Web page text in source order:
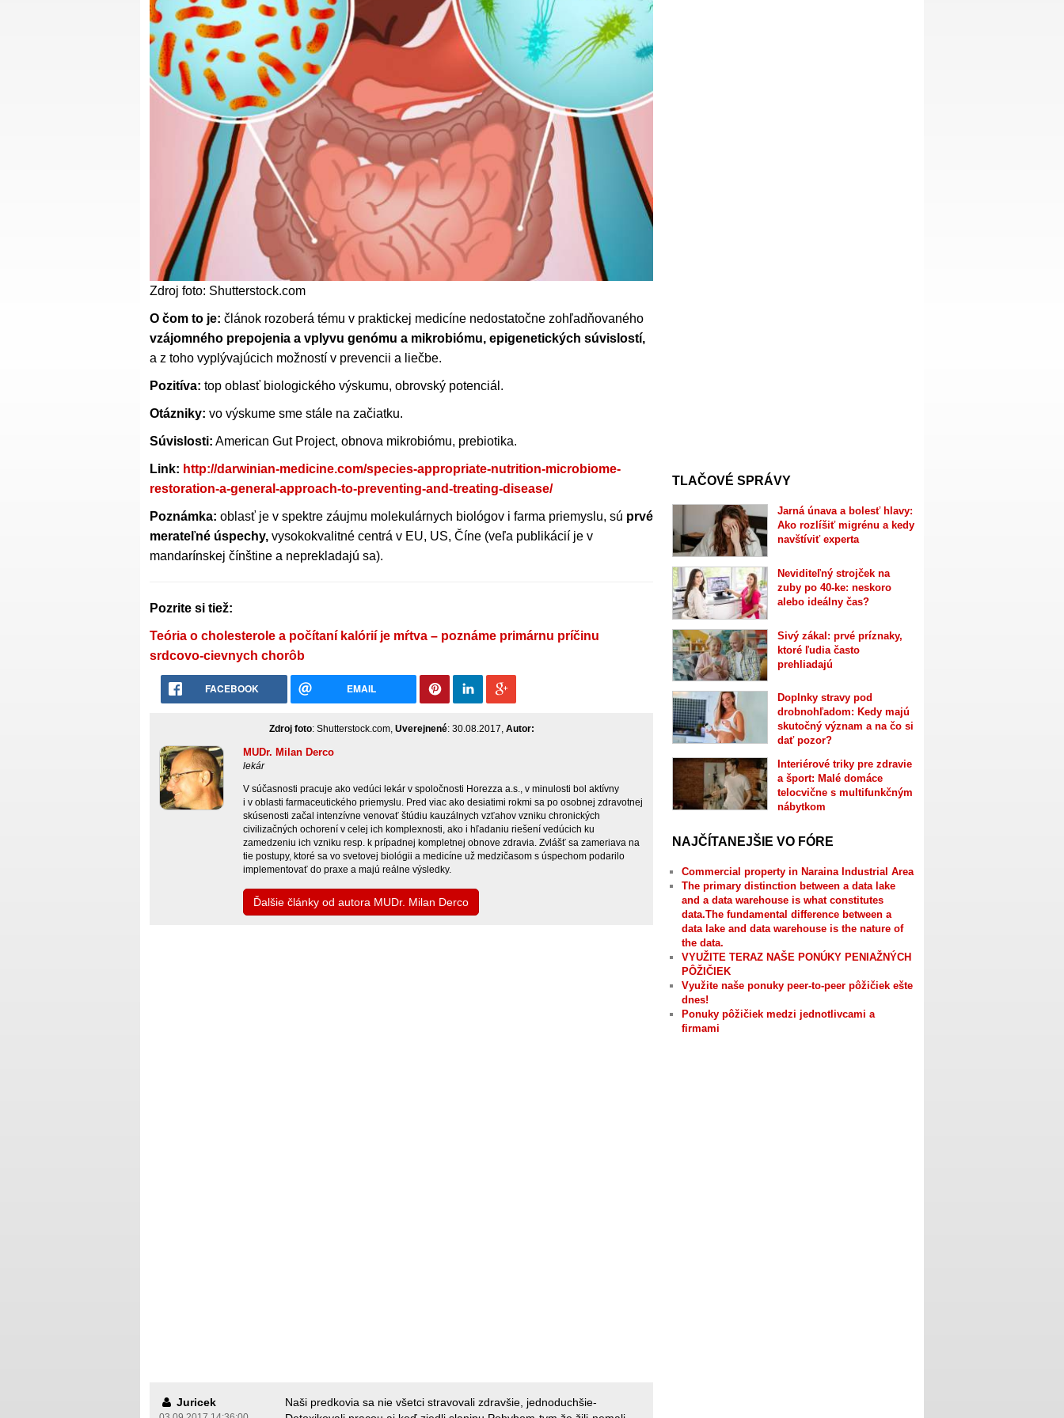
Zdroj foto: Shutterstock.com
O čom to je: článok rozoberá tému v praktickej medicíne nedostatočne zohľadňovaného
vzájomného prepojenia a vplyvu genómu a mikrobiómu, epigenetických súvislostí,
a z toho vyplývajúcich možností v prevencii a liečbe.
Pozitíva: top oblasť biologického výskumu, obrovský potenciál.
Otázniky: vo výskume sme stále na začiatku.
Súvislosti: American Gut Project, obnova mikrobiómu, prebiotika.
Link: http://darwinian-medicine.com/species-appropriate-nutrition-microbiome-
restoration-a-general-approach-to-preventing-and-treating-disease/
Poznámka: oblasť je v spektre záujmu molekulárnych biológov i farma priemyslu, sú prvé
merateľné úspechy, vysokokvalitné centrá v EU, US, Číne (veľa publikácií je v
mandarínskej čínštine a neprekladajú sa).
Pozrite si tiež:
Teória o cholesterole a počítaní kalórií je mŕtva – poznáme primárnu príčinu
srdcovo-cievnych chorôb
FACEBOOK EMAIL
Zdroj foto: Shutterstock.com, Uverejnené: 30.08.2017, Autor:
MUDr. Milan Derco
lekár
V súčasnosti pracuje ako vedúci lekár v spoločnosti Horezza a.s., v minulosti bol aktívny
i v oblasti farmaceutického priemyslu. Pred viac ako desiatimi rokmi sa po osobnej zdravotnej
skúsenosti začal intenzívne venovať štúdiu kauzálnych vzťahov vzniku chronických
civilizačných ochorení v celej ich komplexnosti, ako i hľadaniu riešení vedúcich ku
zamedzeniu ich vzniku resp. k prípadnej kompletnej obnove zdravia. Zvlášť sa zameriava na
tie postupy, ktoré sa vo svetovej biológii a medicíne už medzičasom s úspechom podarilo
implementovať do praxe a majú reálne výsledky.
Ďalšie články od autora MUDr. Milan Derco
Juricek
Naši predkovia sa nie všetci stravovali zdravšie, jednoduchšie-
TLAČOVÉ SPRÁVY
Jarná únava a bolesť hlavy:
Ako rozlíšiť migrénu a kedy
navštíviť experta
Neviditeľný strojček na
zuby po 40-ke: neskoro
alebo ideálny čas?
Sivý zákal: prvé príznaky,
ktoré ľudia často
prehliadajú
Doplnky stravy pod
drobnohľadom: Kedy majú
skutočný význam a na čo si
dať pozor?
Interiérové triky pre zdravie
a šport: Malé domáce
telocvične s multifunkčným
nábytkom
NAJČÍTANEJŠIE VO FÓRE
Commercial property in Naraina Industrial Area
The primary distinction between a data lake
and a data warehouse is what constitutes
data.The fundamental difference between a
data lake and data warehouse is the nature of
the data.
VYUŽITE TERAZ NAŠE PONÚKY PENIAŽNÝCH
PÔŽIČIEK
Využite naše ponuky peer-to-peer pôžičiek ešte
dnes!
Ponuky pôžičiek medzi jednotlivcami a
firmami